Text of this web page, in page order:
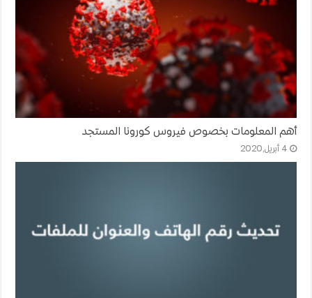
أهم المعلومات بخصوص فيروس كورونا المستجد
4 أبريل,2020